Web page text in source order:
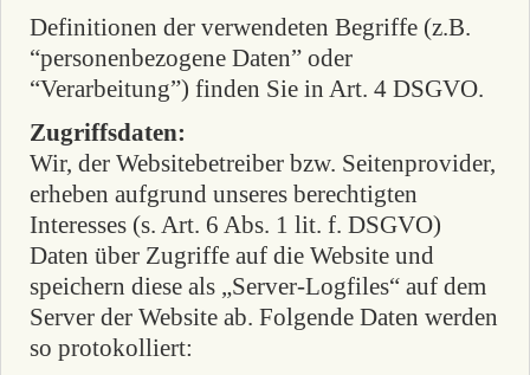
Definitionen der verwendeten Begriffe (z.B.
“personenbezogene Daten” oder
“Verarbeitung”) finden Sie in Art. 4 DSGVO.
Zugriffsdaten:
Wir, der Websitebetreiber bzw. Seitenprovider,
erheben aufgrund unseres berechtigten
Interesses (s. Art. 6 Abs. 1 lit. f. DSGVO)
Daten über Zugriffe auf die Website und
speichern diese als „Server-Logfiles“ auf dem
Server der Website ab. Folgende Daten werden
so protokolliert: